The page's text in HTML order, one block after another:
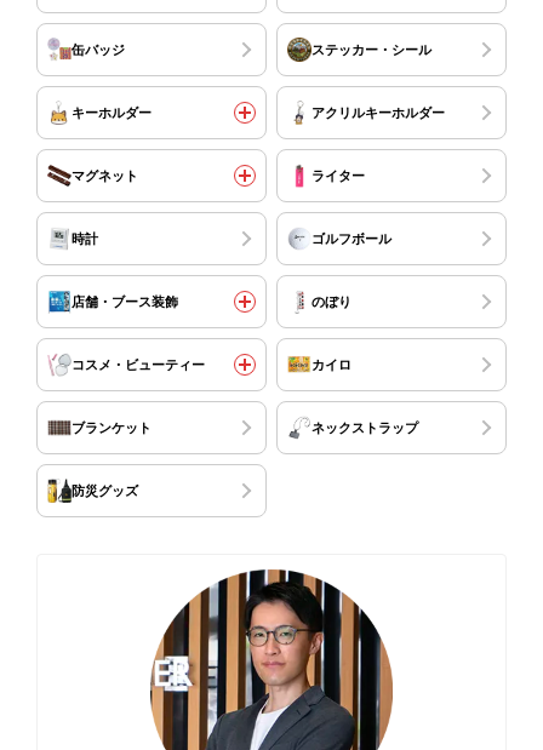
缶バッジ ステッカー・シール
キーホルダー アクリルキーホルダー
マグネット ライター
時計 ゴルフボール
店舗・ブース装飾 のぼり
コスメ・ビューティー カイロ
ブランケット ネックストラップ
防災グッズ